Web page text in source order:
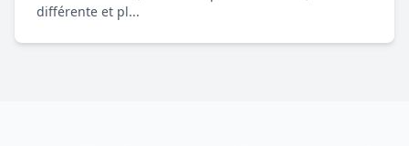
différente et pl...